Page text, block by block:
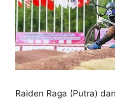
Raiden Raga (Putra)